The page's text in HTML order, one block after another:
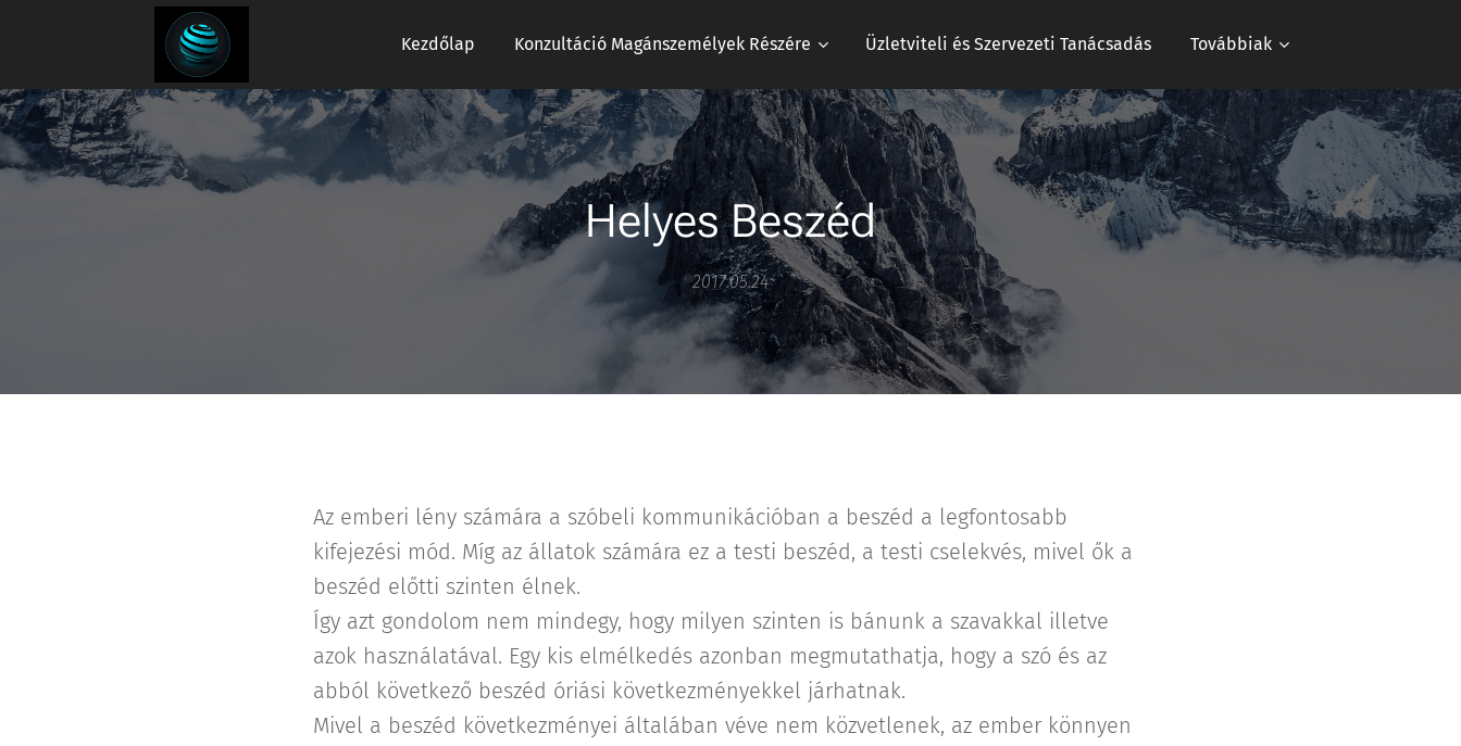
Kezdőlap Konzultáció Magánszemélyek Részére Üzletviteli és Szervezeti Tanácsadás Továbbiak
Helyes Beszéd
2017.05.24
Az emberi lény számára a szóbeli kommunikációban a beszéd a legfontosabb
kifejezési mód. Míg az állatok számára ez a testi beszéd, a testi cselekvés, mivel ők a
beszéd előtti szinten élnek.
Így azt gondolom nem mindegy, hogy milyen szinten is bánunk a szavakkal illetve
azok használatával. Egy kis elmélkedés azonban megmutathatja, hogy a szó és az
abból következő beszéd óriási következményekkel járhatnak.
Mivel a beszéd következményei általában véve nem közvetlenek, az ember könnyen